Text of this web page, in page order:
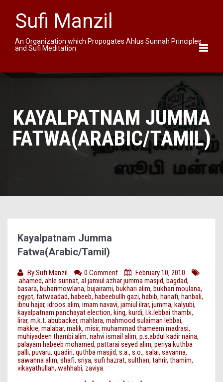
Sufi Manzil
An Organization which Propogates Ahlus Sunnah Principles
and Sufi Meditation
KAYALPATNAM JUMMA
FATWA(ARABIC/TAMIL)
Kayalpatnam Jumma
Fatwa(Arabic/Tamil)
BySufi Manzil 0 Comment
February 10, 2010
ahamed, ahle sunnat, al jamiul azhar jumma masjid, bagdad,
basara, buharimowlana, bujairami, bukhari alim, bukhari moulana,
egypt, fatwaadad, habeeb, habeebullh gazi, habib, hanafi, hanbali,
ibnu hajar, idroos alim, imam navavi, jamiul ilrar, jumma, kalyubi,
kayalpatnam panchayat election, king, kurdi, l.k.lebbai thambi,
lirar, m.k.t. abubacker, mahlara, mahmood sulaiman lebbai,
makkie, malabar, malik, misir, muhammad thameem madrasi,
muhiyadeen thambi alim, nahvi ismail alim, p.s.abdul kadir naina,
palayam habeeb mohamed, pattarai seyed alim, periya kuthba
palli, puvaru, quadiri, quthba masjid, s.a., s.o., salai, savanna,
sawanna alim, shafi, sriya, sufi hazrat, sulthan, tahrir, thamim,
vikayathullah, wahhabi, zaviya